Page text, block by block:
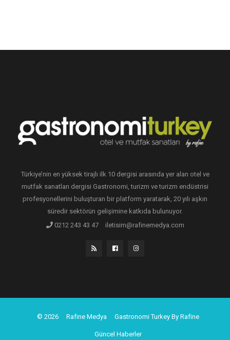
Türkiye’nin en yüksek tirajlı ilk 10 dergisi arasında yer alan otel ve
mutfak sanatları dergisi Gastronomi, turizm ve turizm endüstrisi
profesyonellerini buluşturan bir platform yaratarak, 20 yılı aşkın
süredir sektörün gelişimine katkıda bulunuyor.
0212 243 43 47
iletisim@rafinemedya.com
© 2026 Rafine Medya Gastronomi Turkey By Rafine
Güncel Haberler